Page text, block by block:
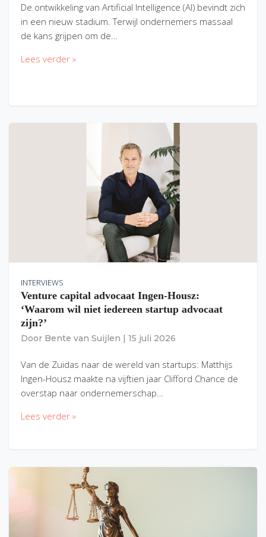
De ontwikkeling van Artificial Intelligence (AI) bevindt zich
in een nieuw stadium. Terwijl ondernemers massaal
de kans grijpen om de…
Lees verder »
INTERVIEWS
Venture capital advocaat Ingen-Housz:
‘Waarom wil niet iedereen startup advocaat
zijn?’
Door Bente van Suijlen 15 juli 2026
Van de Zuidas naar de wereld van startups: Matthijs
Ingen-Housz maakte na vijftien jaar Clifford Chance de
overstap naar ondernemerschap…
Lees verder »